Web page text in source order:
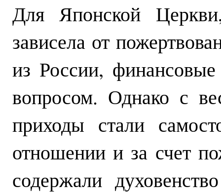
Для Японской
зависела от
из России,
вопросом. Однако с
приходы стали
отношении и за счет
содержали